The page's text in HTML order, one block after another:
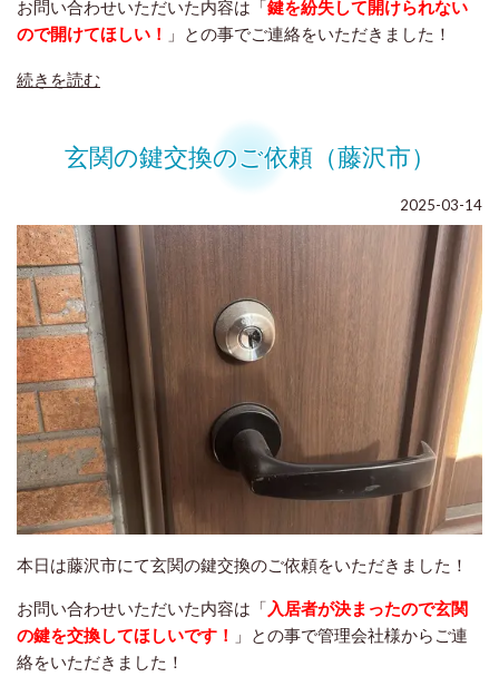
お問い合わせいただいた内容は「鍵を紛失して開けられない
ので開けてほしい！
」との事でご連絡をいただきました！
続きを読む
玄関の鍵交換のご依頼（藤沢市）
2025-03-14
本日は藤沢市にて玄関の鍵交換のご依頼をいただきました！
お問い合わせいただいた内容は「 入居者が決まったので玄関
の鍵を交換してほしいです！
」との事で管理会社様からご連
絡をいただきました！